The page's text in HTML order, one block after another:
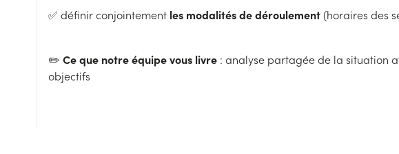
✅ définir conjointement les modalités de déroulement(horaires des
✏️ Ce que notre équipe vous livre : analyse partagée de la situation
objectifs